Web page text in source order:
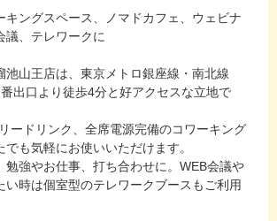
キングスペース、ノマドカフェ、ウェビナ
議、テレワークに
池山王店は、東京メトロ銀座線・南北線
番出口より徒歩4分と好アクセスな立地で
ードリンク、全席電源完備のコワーキング
でも気軽にお使いいただけます。
勉強やお仕事、打ち合わせに。WEB会議や
い時は個室型のテレワークブースもご利用